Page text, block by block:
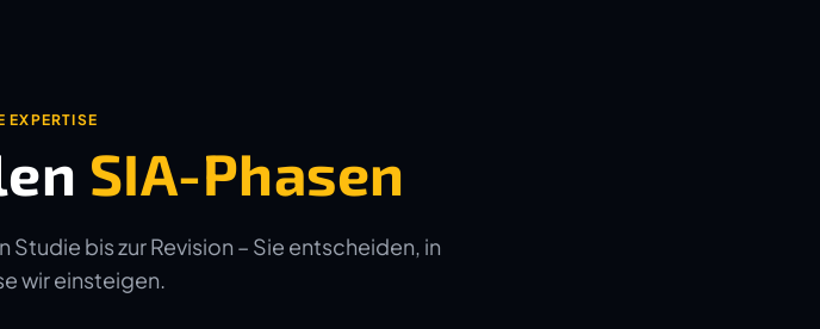
EXPERTISE
SIA-Phasen
bis zur Revision – Sie entscheiden, in
wir einsteigen.